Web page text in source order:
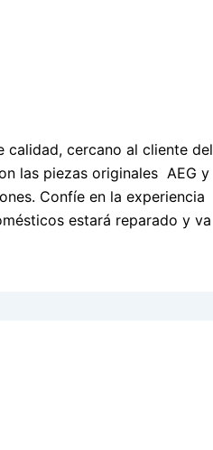
calidad, cercano al cliente del
las piezas originales AEG y
Confíe en la experiencia
estará reparado y va